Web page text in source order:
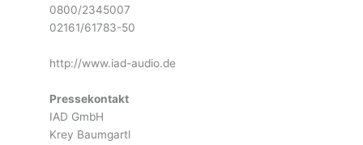
0800/2345007
02161/61783-50
http://www.iad-audio.de
Pressekontakt
IAD GmbH
Krey Baumgartl